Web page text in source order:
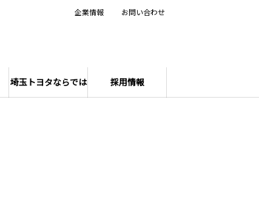
埼玉トヨタならでは 採用情報
企業情報 お問い合わせ